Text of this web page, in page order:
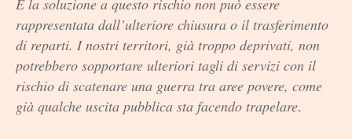
E la soluzione a questo rischio non può essere
rappresentata dall’ulteriore chiusura o il trasferimento
di reparti. I nostri territori, già troppo deprivati, non
potrebbero sopportare ulteriori tagli di servizi con il
rischio di scatenare una guerra tra aree povere, come
già qualche uscita pubblica sta facendo trapelare.